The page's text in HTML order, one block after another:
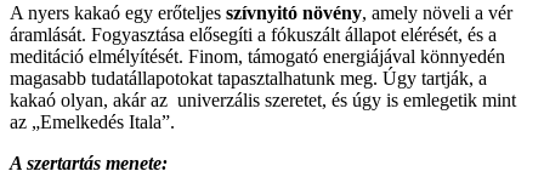
A nyers kakaó egy erőteljes szívnyitó növény, amely növeli a vér
áramlását. Fogyasztása elősegíti a fókuszált állapot elérését, és a
meditáció elmélyítését. Finom, támogató energiájával könnyedén
magasabb tudatállapotokat tapasztalhatunk meg. Úgy tartják, a
kakaó olyan, akár az univerzális szeretet, és úgy is emlegetik mint
az „Emelkedés Itala”.
A szertartás menete: